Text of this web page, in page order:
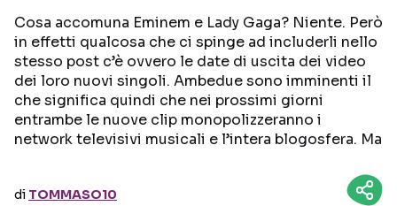
Seguici sui social
Cosa accomuna Eminem e Lady Gaga? Niente. Però
in effetti qualcosa che ci spinge ad includerli nello
stesso post c’è ovvero le date di uscita dei video
dei loro nuovi singoli. Ambedue sono imminenti il
che significa quindi che nei prossimi giorni
entrambe le nuove clip monopolizzeranno i
network televisivi musicali e l’intera blogosfera. Ma
di TOMMASO10